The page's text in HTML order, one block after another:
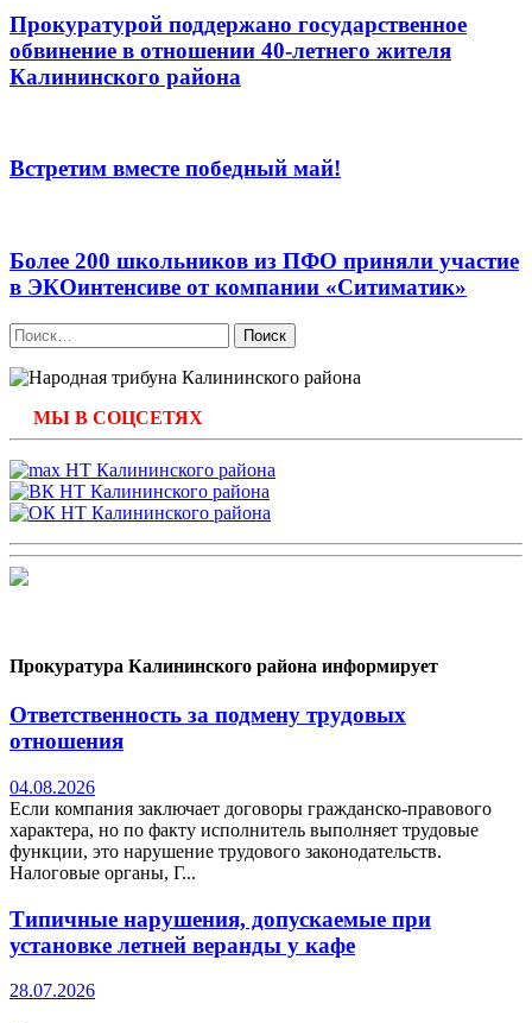
Прокуратурой поддержано государственное
обвинение в отношении 40-летнего жителя
Калининского района
Встретим вместе победный май!
Более 200 школьников из ПФО приняли участие
в ЭКОинтенсиве от компании «Ситиматик»
Найти:
МЫ В СОЦСЕТЯХ
Прокуратура Калининского района информирует
Ответственность за подмену трудовых
отношения
04.08.2026
Если компания заключает договоры гражданско-правового
характера, но по факту исполнитель выполняет трудовые
функции, это нарушение трудового законодательств.
Налоговые органы, Г...
Типичные нарушения, допускаемые при
установке летней веранды у кафе
28.07.2026